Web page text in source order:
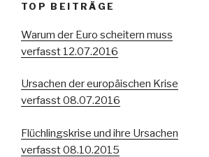
TOP BEITRÄGE
Warum der Euro scheitern muss
verfasst 12.07.2016
Ursachen der europäischen Krise
verfasst 08.07.2016
Flüchlingskrise und ihre Ursachen
verfasst 08.10.2015